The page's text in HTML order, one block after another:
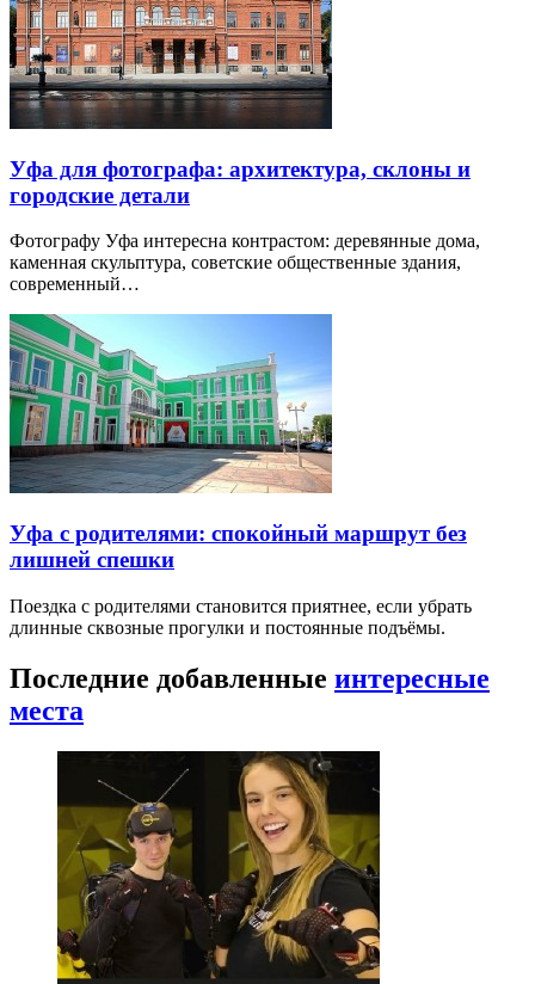
Уфа для фотографа: архитектура, склоны и
городские детали
Фотографу Уфа интересна контрастом: деревянные дома,
каменная скульптура, советские общественные здания,
современный…
Уфа с родителями: спокойный маршрут без
лишней спешки
Поездка с родителями становится приятнее, если убрать
длинные сквозные прогулки и постоянные подъёмы.
Последние добавленные интересные
места